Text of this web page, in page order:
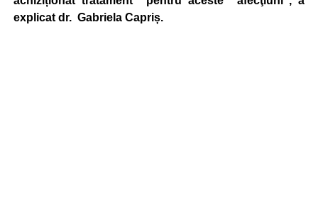
explicat dr. Gabriela Capriș.